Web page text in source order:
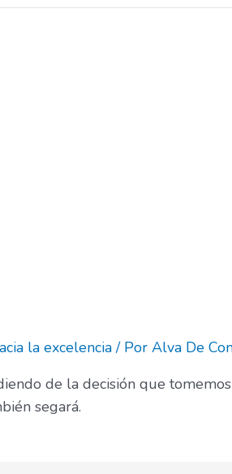
la excelencia/ Por Alva De
de la decisión que
segará.